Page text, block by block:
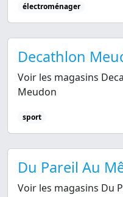
électroménager
Decathlon
Voir les magasins
Meudon
sport
Du Pareil Au
Voir les magasins Du